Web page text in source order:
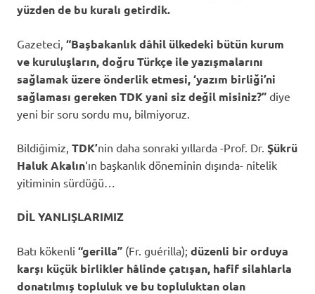
yüzden de bu kuralı getirdik.
Gazeteci, “Başbakanlık dâhil ülkedeki bütün kurum
ve kuruluşların, doğru Türkçe ile yazışmalarını
sağlamak üzere önderlik etmesi, ‘yazım birliği’ni
sağlaması gereken TDK yani siz değil misiniz?” diye
yeni bir soru sordu mu, bilmiyoruz.
Bildiğimiz, TDK’nin daha sonraki yıllarda -Prof. Dr. Şükrü
Haluk Akalın‘ın başkanlık döneminin dışında- nitelik
yitiminin sürdüğü…
DİL YANLIŞLARIMIZ
Batı kökenli “gerilla” (Fr. guérilla); düzenli bir orduya
karşı küçük birlikler hâlinde çatışan, hafif silahlarla
donatılmış topluluk ve bu topluluktan olan